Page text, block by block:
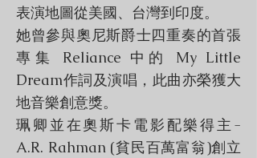
表演地圖從美國、台灣到印度。
她曾參與奧尼斯爵士四重奏的首張
專集 Reliance 中的 My Little
Dream作詞及演唱，此曲亦榮獲大
地音樂創意獎。
珮卿並在奧斯卡電影配樂得主-
A.R. Rahman (貧民百萬富翁)創立